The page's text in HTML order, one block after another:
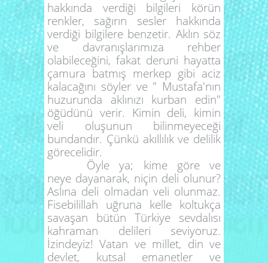
hakkında verdiği bilgileri körün
renkler, sağırın sesler hakkında
verdiği bilgilere benzetir. Aklın söz
ve davranışlarımıza rehber
olabileceğini, fakat deruni hayatta
çamura batmış merkep gibi aciz
kalacağını söyler ve " Mustafa'nın
huzurunda aklınızı kurban edin"
öğüdünü verir. Kimin deli, kimin
veli oluşunun bilinmeyeceği
bundandır. Çünkü akıllılık ve delilik
görecelidir.
Öyle ya; kime göre ve
neye dayanarak, niçin deli olunur?
Aslına deli olmadan veli olunmaz.
Fisebilillah uğruna kelle koltukça
savaşan bütün Türkiye sevdalısı
kahraman delileri seviyoruz.
İzindeyiz! Vatan ve millet, din ve
devlet, kutsal emanetler ve